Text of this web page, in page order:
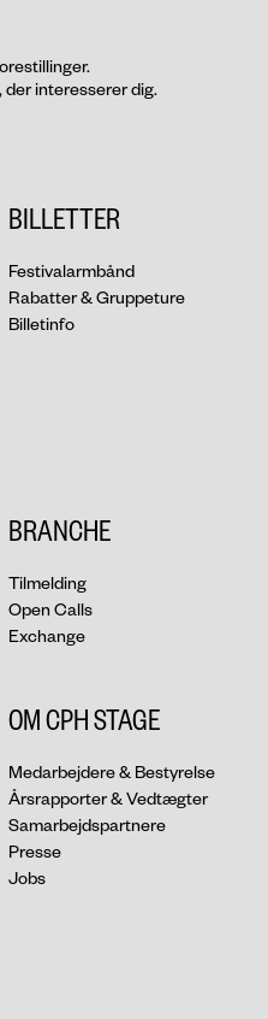
interesserer dig.
BILLETTER
Festivalarmbånd
Rabatter & Gruppeture
Billetinfo
BRANCHE
Tilmelding
Open Calls
Exchange
OM CPH STAGE
Medarbejdere & Bestyrelse
Årsrapporter & Vedtægter
Samarbejdspartnere
Presse
Jobs